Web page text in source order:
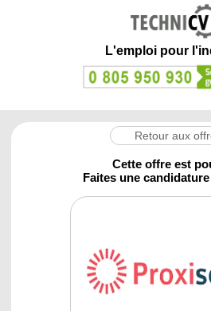
L'emploi pour
Retour aux
Cette offre est
Faites une